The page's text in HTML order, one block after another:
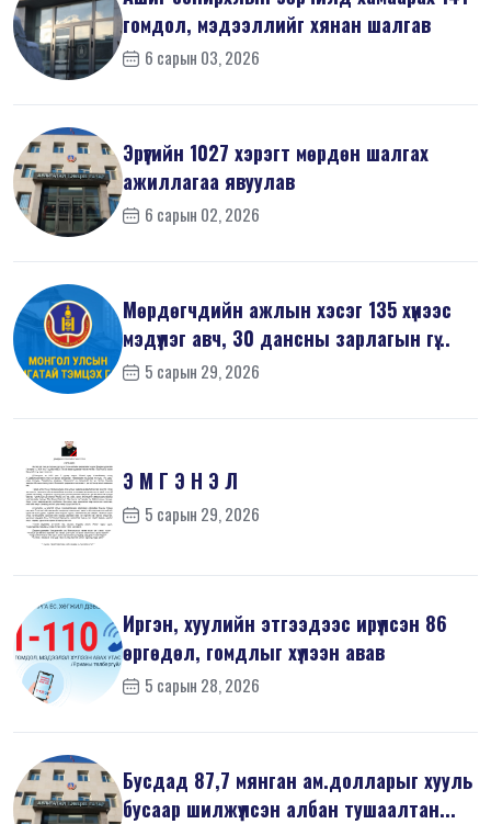
гомдол, мэдээллийг хянан шалгав
6 сарын 03, 2026
Эрүүгийн 1027 хэрэгт мөрдөн шалгах
ажиллагаа явуулав
6 сарын 02, 2026
Мөрдөгчдийн ажлын хэсэг 135 хүнээс
мэдүүлэг авч, 30 дансны зарлагын гү...
5 сарын 29, 2026
Э М Г Э Н Э Л
5 сарын 29, 2026
Иргэн, хуулийн этгээдээс ирүүлсэн 86
өргөдөл, гомдлыг хүлээн авав
5 сарын 28, 2026
Бусдад 87,7 мянган ам.долларыг хууль
бусаар шилжүүлсэн албан тушаалтан...